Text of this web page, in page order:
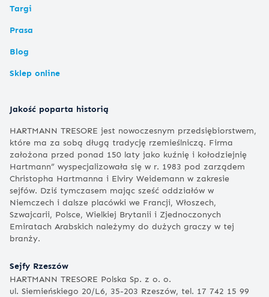
Targi
Prasa
Blog
Sklep online
Jakość poparta historią
HARTMANN TRESORE jest nowoczesnym przedsiębiorstwem,
które ma za sobą długą tradycję rzemieślniczą. Firma
założona przed ponad 150 laty jako kuźnię i kołodziejnię
Hartmann” wyspecjalizowała się w r. 1983 pod zarządem
Christopha Hartmanna i Elviry Weidemann w zakresie
sejfów. Dziś tymczasem mając sześć oddziałów w
Niemczech i dalsze placówki we Francji, Włoszech,
Szwajcarii, Polsce, Wielkiej Brytanii i Zjednoczonych
Emiratach Arabskich należymy do dużych graczy w tej
branży.
Sejfy Rzeszów
HARTMANN TRESORE Polska Sp. z o. o.
ul. Siemieńskiego 20/L6, 35-203 Rzeszów, tel. 17 742 15 99